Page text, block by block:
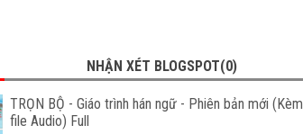
NHẬN XÉT BLOGSPOT(0)
TRỌN BỘ - Giáo trình hán ngữ - Phiên bản mới (Kèm
file Audio) Full